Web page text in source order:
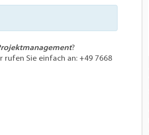
?
rufen Sie einfach an: +49 7668